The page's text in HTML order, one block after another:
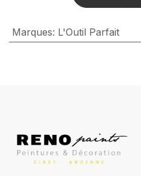
Marques: L'Outil Parfait